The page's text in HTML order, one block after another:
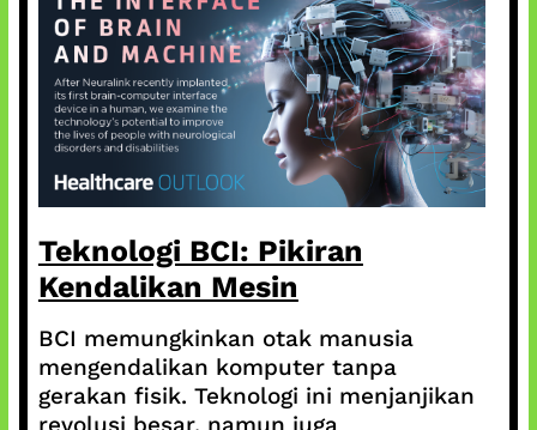
Teknologi BCI: Pikiran
Kendalikan Mesin
BCI memungkinkan otak manusia
mengendalikan komputer tanpa
gerakan fisik. Teknologi ini menjanjikan
revolusi besar, namun juga